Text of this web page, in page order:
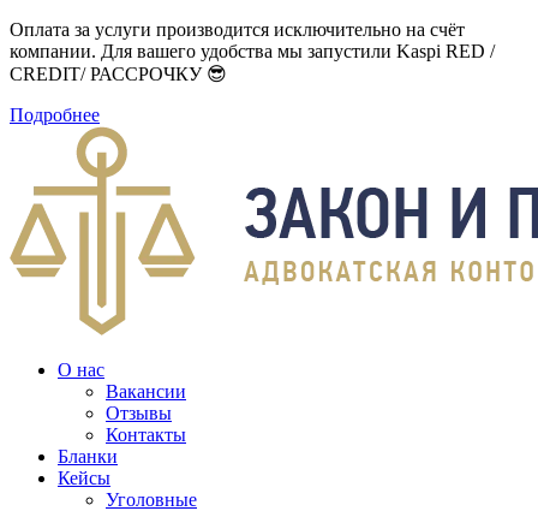
Оплата за услуги производится исключительно на счёт
компании. Для вашего удобства мы запустили Kaspi RED /
CREDIT/ РАССРОЧКУ 😎
Подробнее
О нас
Вакансии
Отзывы
Контакты
Бланки
Кейсы
Уголовные